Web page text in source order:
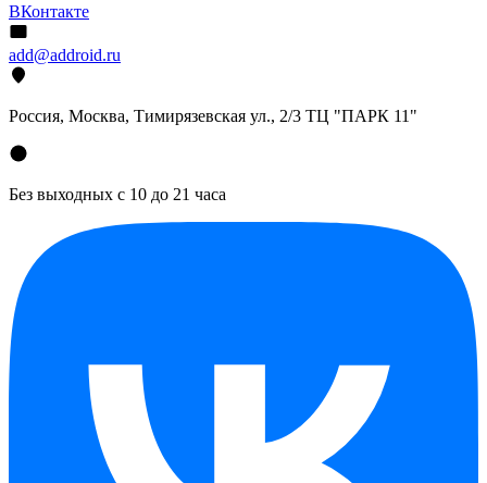
ВКонтакте
add@addroid.ru
Россия, Москва, Тимирязевская ул., 2/3 ТЦ "ПАРК 11"
Без выходных с 10 до 21 часа